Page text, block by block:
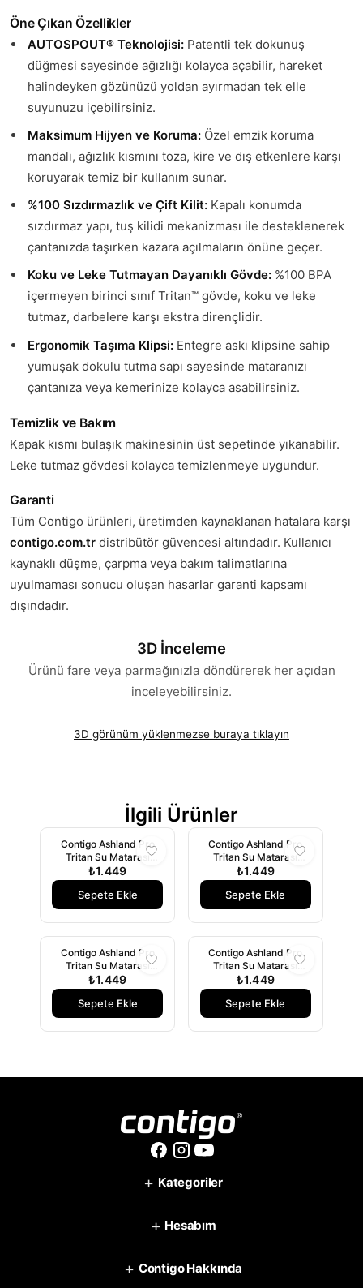
Öne Çıkan Özellikler
AUTOSPOUT® Teknolojisi:Patentli tek dokunuş
düğmesi sayesinde ağızlığı kolayca açabilir, hareket
halindeyken gözünüzü yoldan ayırmadan tek elle
suyunuzu içebilirsiniz.
Maksimum Hijyen ve Koruma:Özel emzik koruma
mandalı, ağızlık kısmını toza, kire ve dış etkenlere karşı
koruyarak temiz bir kullanım sunar.
%100 Sızdırmazlık ve Çift Kilit:Kapalı konumda
sızdırmaz yapı, tuş kilidi mekanizması ile desteklenerek
çantanızda taşırken kazara açılmaların önüne geçer.
Koku ve Leke Tutmayan Dayanıklı Gövde:%100 BPA
içermeyen birinci sınıf Tritan™ gövde, koku ve leke
tutmaz, darbelere karşı ekstra dirençlidir.
Ergonomik Taşıma Klipsi:Entegre askı klipsine sahip
yumuşak dokulu tutma sapı sayesinde mataranızı
çantanıza veya kemerinize kolayca asabilirsiniz.
Temizlik ve Bakım
Kapak kısmı bulaşık makinesinin üst sepetinde yıkanabilir.
Leke tutmaz gövdesi kolayca temizlenmeye uygundur.
Garanti
Tüm Contigo ürünleri, üretimden kaynaklanan hatalara karşı
contigo.com.tr distribütör güvencesi altındadır. Kullanıcı
kaynaklı düşme, çarpma veya bakım talimatlarına
uyulmaması sonucu oluşan hasarlar garanti kapsamı
dışındadır.
3D İnceleme
Ürünü fare veya parmağınızla döndürerek her açıdan
inceleyebilirsiniz.
3D görünüm yüklenmezse buraya tıklayın
İlgili Ürünler
Contigo Ashland Pro
Tritan Su Matarası
720ml - Gri
₺1.449
Sepete Ekle
Contigo Ashland Pro
Tritan Su Matarası
720ml - Lila
₺1.449
Sepete Ekle
Contigo Ashland Pro
Tritan Su Matarası
720ml - Mavi
₺1.449
Sepete Ekle
Contigo Ashland Pro
Tritan Su Matarası
720ml - Buz Mavi
₺1.449
Sepete Ekle
+ Kategoriler
+ Hesabım
+ Contigo Hakkında